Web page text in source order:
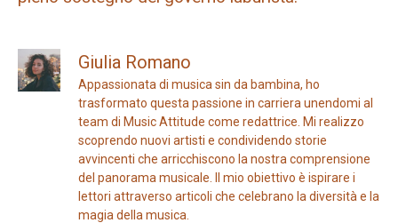
Giulia Romano
Appassionata di musica sin da bambina, ho
trasformato questa passione in carriera unendomi al
team di Music Attitude come redattrice. Mi realizzo
scoprendo nuovi artisti e condividendo storie
avvincenti che arricchiscono la nostra comprensione
del panorama musicale. Il mio obiettivo è ispirare i
lettori attraverso articoli che celebrano la diversità e la
magia della musica.